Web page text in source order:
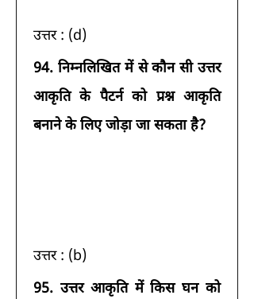
उत्तर : (d)
94. निम्नलिखित में से कौन सी उत्तर
आकृति के पैटर्न को प्रश्न आकृति
बनाने के लिए जोड़ा जा सकता है?
उत्तर : (b)
95. उत्तर आकृति में किस घन को